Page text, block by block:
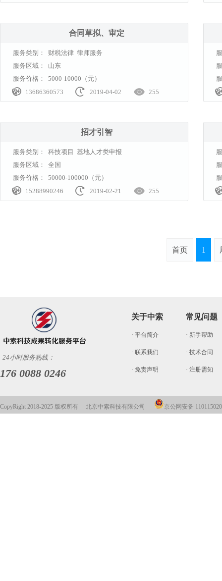
合同草拟、审定
服务类别：
财税法律 律师服务
服务区域：
山东
服务价格：
5000-10000（元）
 13686360573  2019-04-02  255
招才引智
服务类别：
科技项目 基地人才类申报
服务区域：
全国
服务价格：
50000-100000（元）
 15288990246  2019-02-21  255
首页 1
24小时服务热线：
176 0088 0246
关于中索
· 平台简介
· 联系我们
· 免责声明
常见问题
· 新手帮助
· 技术合同
· 注册需知
CopyRight 2018-2025 版权所有 北京中索科技有限公司 京公网安备